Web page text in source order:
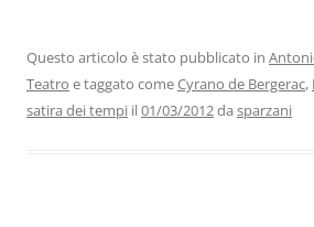
b
o
dI
n
A
p
a
m
Questo articolo è stato pubblicato in
Teatro e taggato comeCyrano de Bergerac,
satira dei tempi il01/03/2012da sparzani